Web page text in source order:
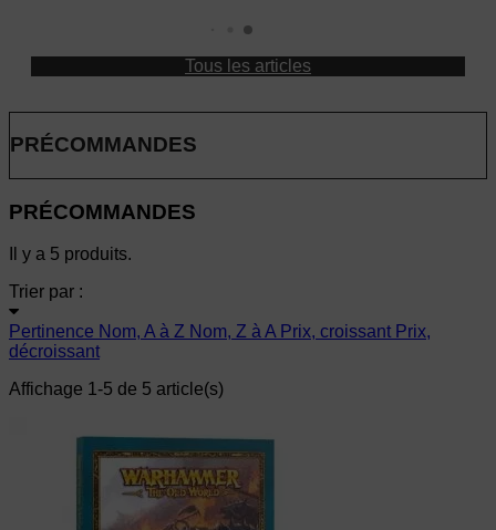
Tous les articles
PRÉCOMMANDES
PRÉCOMMANDES
Il y a 5 produits.
Trier par :
Pertinence Nom, A à Z Nom, Z à A Prix, croissant Prix,
décroissant
Affichage 1-5 de 5 article(s)